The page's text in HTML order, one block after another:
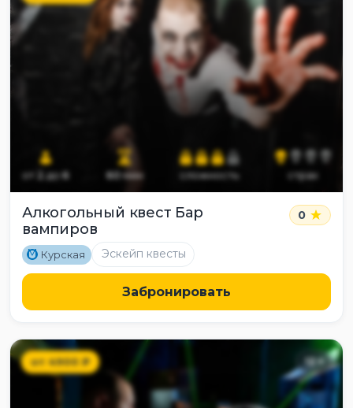
от 2до6 60мин сложность страх
Алкогольный квест Бар
вампиров
0
M Курская Эскейп квесты
Забронировать
от4900₽ 12+